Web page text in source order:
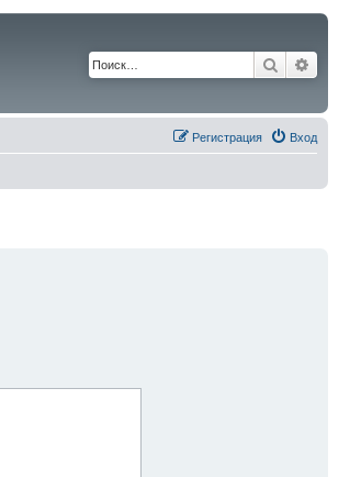
Поиск
Вход
Регистрация